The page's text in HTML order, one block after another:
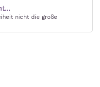
nicht die große